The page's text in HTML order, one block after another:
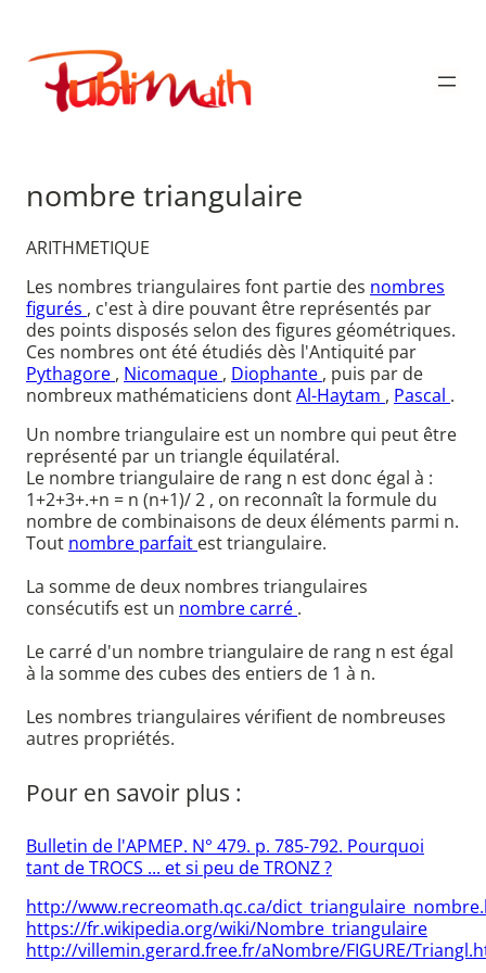
contenu
Publimath
nombre triangulaire
ARITHMETIQUE
Les nombres triangulaires font partie des nombres
figurés , c'est à dire pouvant être représentés par
des points disposés selon des figures géométriques.
Ces nombres ont été étudiés dès l'Antiquité par
Pythagore , Nicomaque , Diophante , puis par de
nombreux mathématiciens dontAl-Haytam , Pascal .
Un nombre triangulaire est un nombre qui peut être
représenté par un triangle équilatéral.
Le nombre triangulaire de rang n est donc égal à :
1+2+3+.+n = n (n+1)/ 2 , on reconnaît la formule du
nombre de combinaisons de deux éléments parmi n.
Tout nombre parfait est triangulaire.
La somme de deux nombres triangulaires
consécutifs est un nombre carré .
Le carré d'un nombre triangulaire de rang n est égal
à la somme des cubes des entiers de 1 à n.
Les nombres triangulaires vérifient de nombreuses
autres propriétés.
Pour en savoir plus :
Bulletin de l'APMEP. N° 479. p. 785-792. Pourquoi
tant de TROCS ... et si peu de TRONZ ?
http://www.recreomath.qc.ca/
https://fr.wikipedia.org/wiki/Nombre_triangulaire
http://villemin.gerard.free.fr/aNombre/FIGURE/